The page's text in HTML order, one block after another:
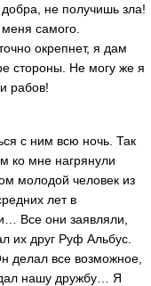
не получишь зла!
самого.
окрепнет, я дам
стороны. Не могу же я
рабов!
с ним всю ночь. Так
ко мне нагрянули
молодой человек из
лет в
Все они заявляли,
их друг Руф Альбус.
делал все возможное,
нашу дружбу… Я